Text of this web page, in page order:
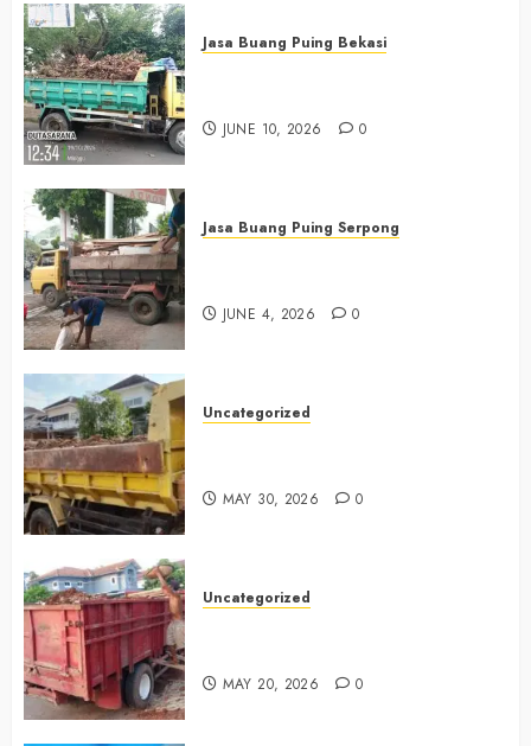
Jasa Buang Puing Bekasi
JUNE 10, 2026 0
Jasa Buang Puing Serpong
JUNE 4, 2026 0
Uncategorized
MAY 30, 2026 0
Uncategorized
MAY 20, 2026 0